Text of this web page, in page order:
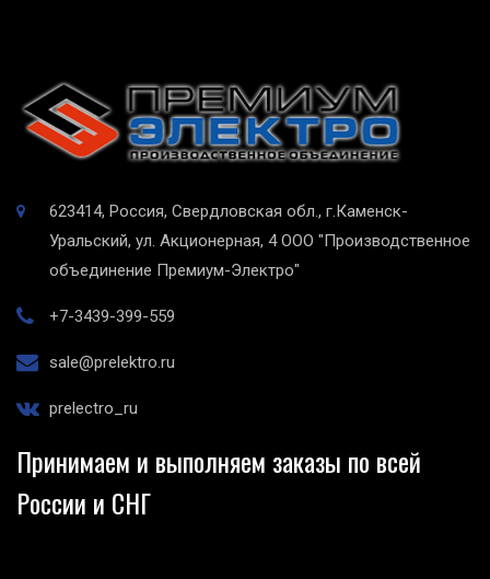
623414, Россия, Свердловская обл., г.Каменск-
Уральский, ул. Акционерная, 4 ООО "Производственное
объединение Премиум-Электро"
+7-3439-399-559
sale@prelektro.ru
prelectro_ru
Принимаем и выполняем заказы по всей
России и СНГ